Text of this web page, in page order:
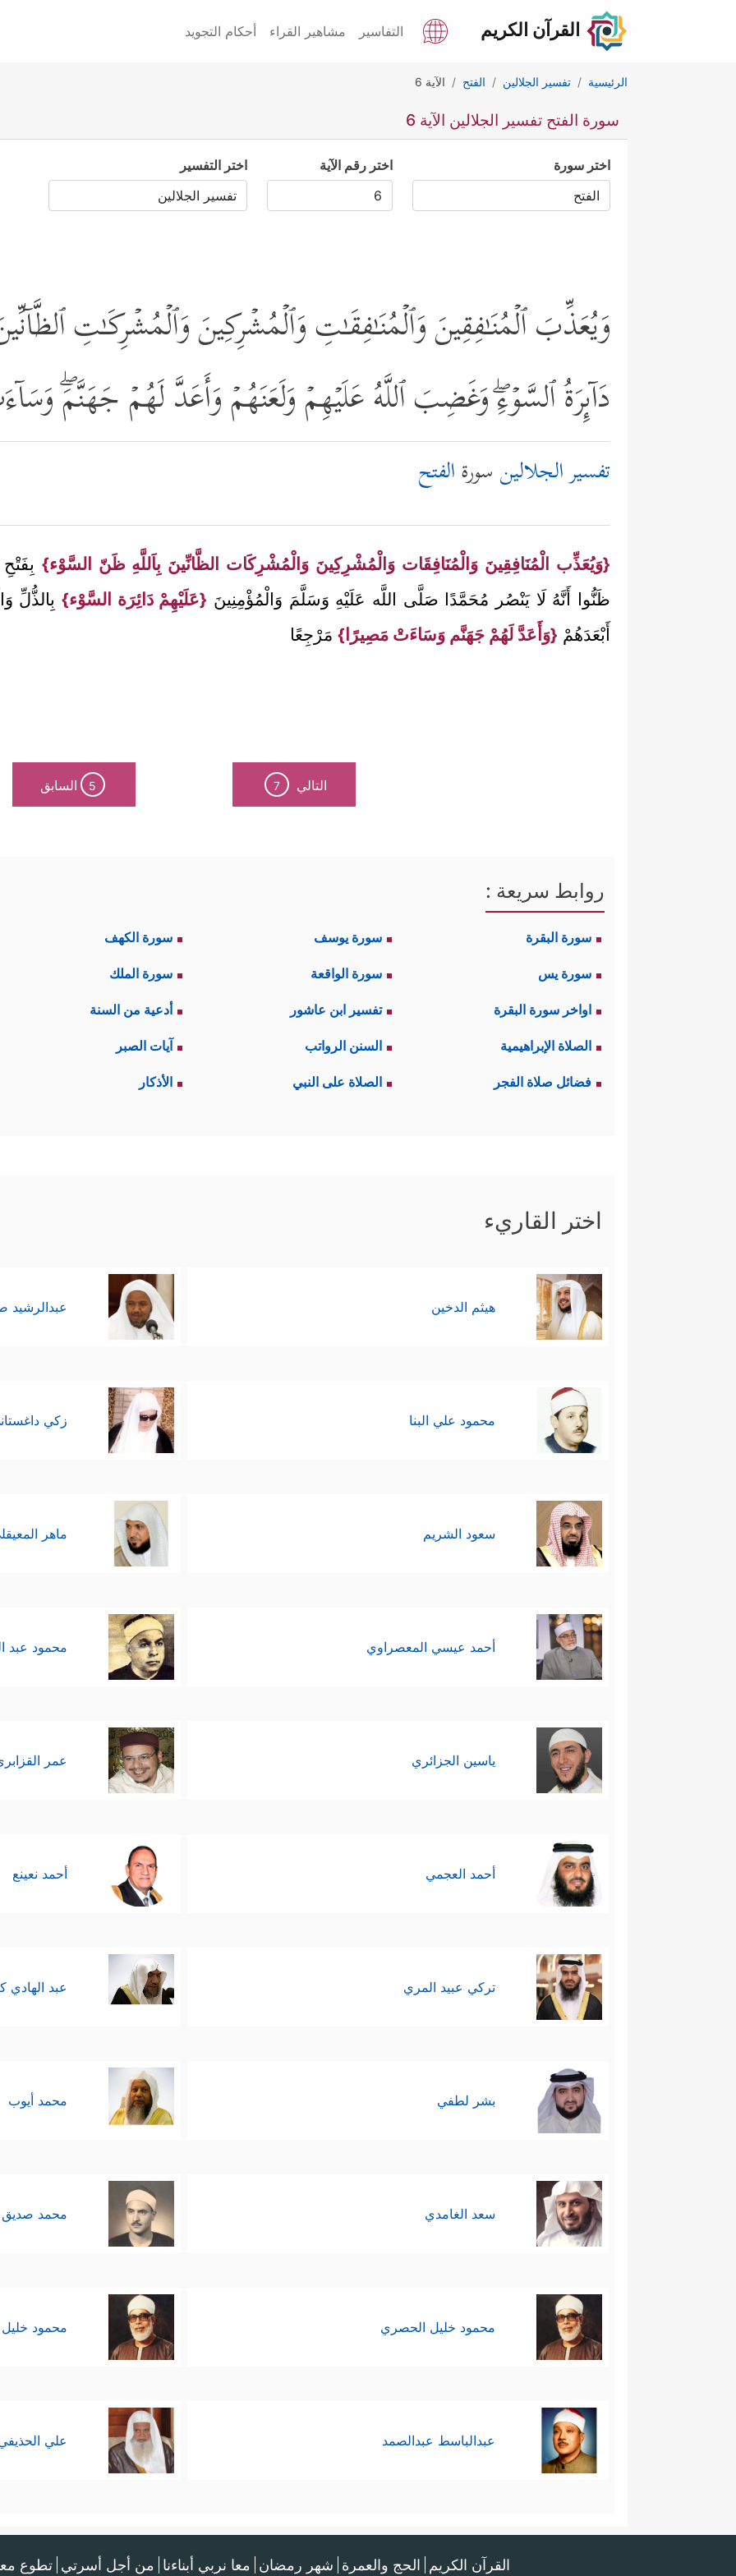
القرآن الكريم التفاسير مشاهير القراء أحكام التجويد
الرئيسية تفسير الجلالين الفتح الآية 6
سورة الفتح تفسير الجلالين الآية 6
اختر سورة اختر رقم الآية اختر التفسير
وَیُعَذِّبَ ٱلۡمُنَـٰفِقِینَ وَٱلۡمُنَـٰفِقَـٰتِ وَٱلۡمُشۡرِكِینَ وَٱلۡمُشۡرِكَـٰتِ
دَاۤىِٕرَةُ ٱلسَّوۡءِۖ وَغَضِبَ ٱللَّهُ عَلَیۡهِمۡ وَلَعَنَهُمۡ وَأَعَدَّ لَهُمۡ جَهَنَّمَۖ
تفسير الجلالين سورةالفتح
{وَيُعَذِّب الْمُنَافِقِينَ وَالْمُنَافِقَات وَالْمُشْرِكِينَ وَالْمُشْرِكَات الظَّانِّينَ بِاَللَّهِ ظَنّ السَّوْء}
ظَنُّوا أَنَّهُ لَا يَنْصُر مُحَمَّدًا صَلَّى اللَّه عَلَيْهِ وَسَلَّمَ وَالْمُؤْمِنِينَ {عَلَيْهِمْ دَائِرَة السَّوْء} بِالذُّلِّ
أَبْعَدَهُمْ {وَأَعَدَّ لَهُمْ جَهَنَّم وَسَاءَتْ مَصِيرًا} مَرْجِعًا
التالي 7
5 السابق
روابط سريعة :
سورة البقرة سورة يوسف سورة الكهف
سورة يس سورة الواقعة سورة الملك
اواخر سورة البقرة تفسير ابن عاشور أدعية من السنة
الصلاة الإبراهيمية السنن الرواتب آيات الصبر
فضائل صلاة الفجر الصلاة على النبي الأذكار
اختر القاريء
هيثم الدخين عبدالرشيد
محمود علي البنا زكي
سعود الشريم ماهر
أحمد عيسي المعصراوي محمود عبد
ياسين الجزائري عمر
أحمد العجمي أحمد نعينع
تركي عبيد المري عبد الهادي
بشر لطفي محمد أيوب
سعد الغامدي محمد صديق
محمود خليل الحصري محمود
عبدالباسط عبدالصمد علي
القرآن الكريم الحج والعمرة شهر رمضان معا نربي أبناءنا من أجل أسرتي تطوع